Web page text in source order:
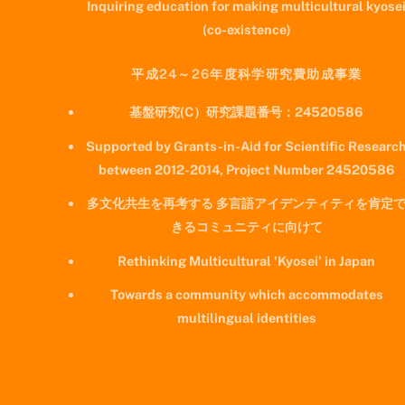
Inquiring education for making multicultural kyosei
(co-existence)
平成24～26年度科学研究費助成事業
基盤研究(C）研究課題番号：24520586
Supported by Grants-in-Aid for Scientific Research
between 2012-2014, Project Number 24520586
多文化共生を再考する 多言語アイデンティティを肯定
きるコミュニティに向けて
Rethinking Multicultural 'Kyosei' in Japan
Towards a community which accommodates
multilingual identities